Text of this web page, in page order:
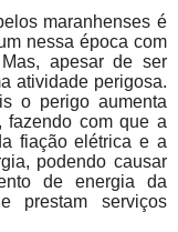
maranhenses é
nessa época com
apesar de ser
atividade perigosa.
o perigo aumenta
fazendo com que a
fiação elétrica e a
podendo causar
de energia da
prestam serviços